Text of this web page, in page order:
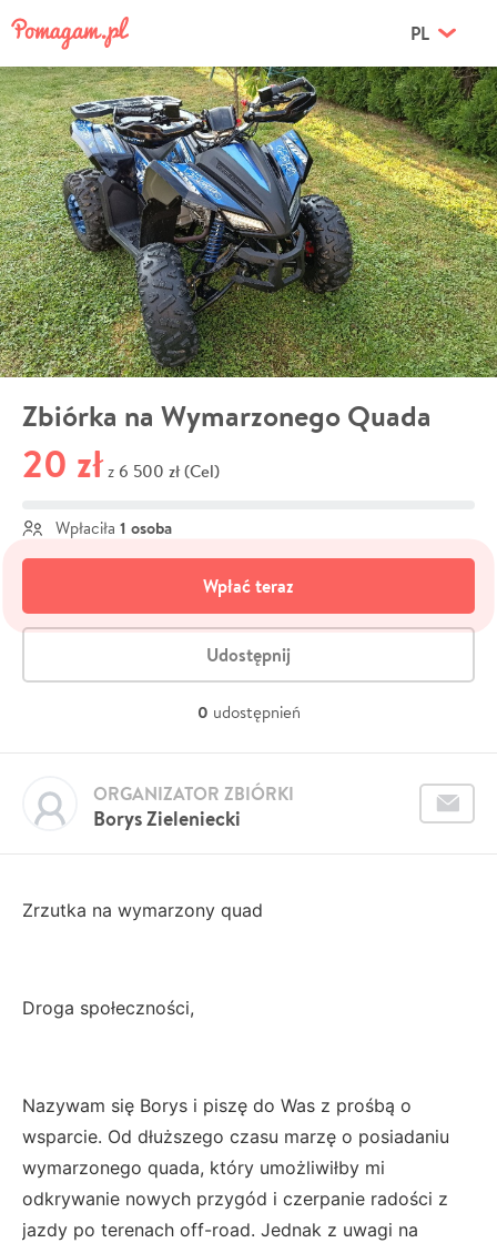
PL
Zbiórka na Wymarzonego Quada
20 zł z 6 500 zł (Cel)
Wpłaciła 1 osoba
Wpłać teraz
Udostępnij
0 udostępnień
Borys Zieleniecki
ORGANIZATOR ZBIÓRKI
Zrzutka na wymarzony quad
Droga społeczności,
Nazywam się Borys i piszę do Was z prośbą o
wsparcie. Od dłuższego czasu marzę o posiadaniu
wymarzonego quada, który umożliwiłby mi
odkrywanie nowych przygód i czerpanie radości z
jazdy po terenach off-road. Jednak z uwagi na